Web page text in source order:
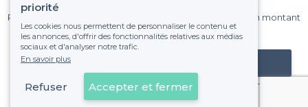
Pas de commissions et sans engagement, vous payez un montant
fixe sans risque de voir déraper la facture.
Référencer mon établissement
Déjà client
priorité
Les cookies nous permettent de personnaliser le contenu et
les annonces, d'offrir des fonctionnalités relatives aux médias
sociaux et d'analyser notre trafic.
En savoir plus
Refuser Accepter et fermer